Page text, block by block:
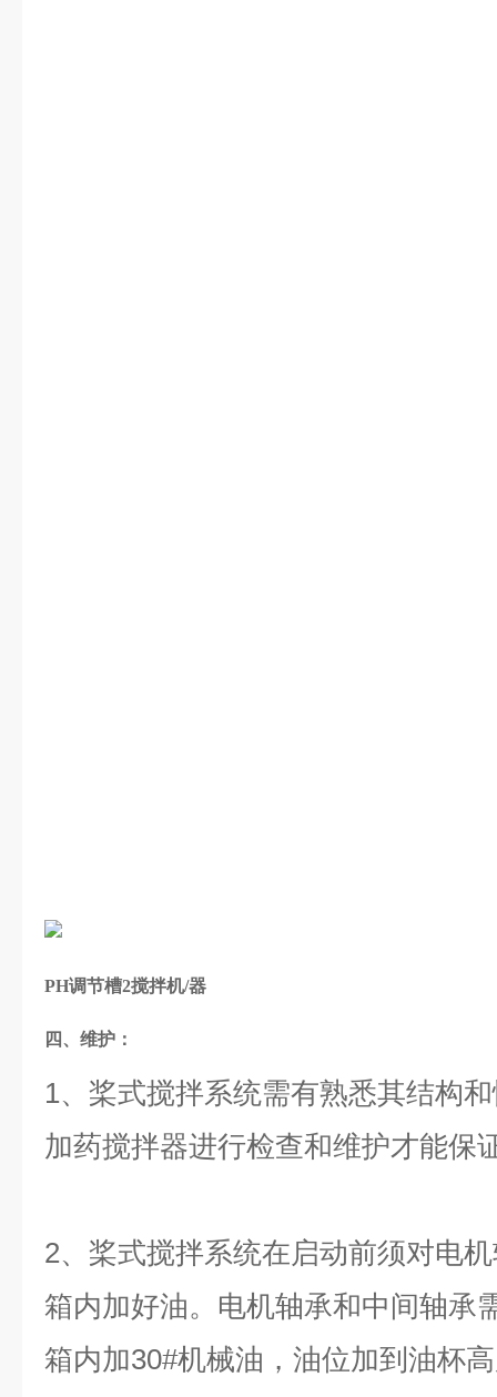
PH调节槽2搅拌机/器
四、维护：
1、桨式搅拌系统需有熟悉其结构
加药搅拌器进行检查和维护才能
2、桨式搅拌系统在启动前须对电
箱内加好油。电机轴承和中间轴承
箱内加30#机械油，油位加到油杯